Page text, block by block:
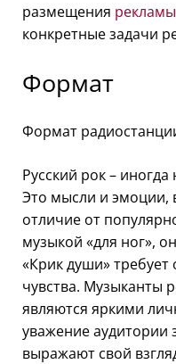
размещения
конкретные задачи
Формат
Формат
Русский рок –
Это мысли и эмоции,
отличие от
музыкой «для ног»,
«Крик души» требует
чувства. Музыканты
являются яркими
уважение аудитории
выражают свой